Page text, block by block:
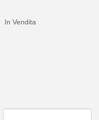
In Vendita